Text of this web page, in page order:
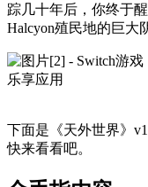
踪几十年后，你终于
Halcyon殖民地的巨大
下面是《天外世界》
快来看看吧。